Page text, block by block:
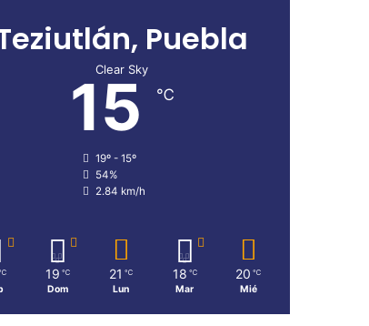
Puebla
Clear Sky
15 ℃
19º - 15º
54%
2.84 km/h
19 ℃
Dom
21 ℃
Lun
18 ℃
Mar
20 ℃
Mié